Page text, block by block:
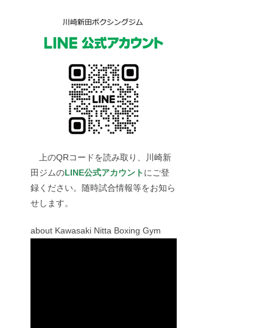
上のQRコードを読み取り、川崎新
田ジムのLINE公式アカウントにご登
録ください。随時試合情報等をお知ら
せします。
about Kawasaki Nitta Boxing Gym